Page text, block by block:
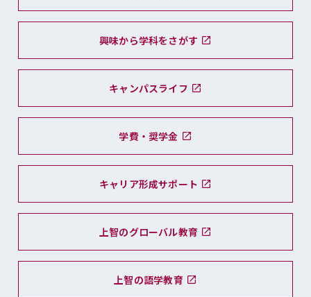
興味から学科をさがす
キャンパスライフ
学費・奨学金
キャリア形成サポート
上智のグローバル教育
上智の語学教育